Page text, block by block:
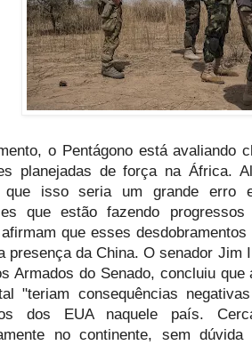
o Pentágono está avaliando
planejadas de força na África.
que isso seria um grande erro
que estão fazendo
que esses
presença da China. O senador Jim
Armados do Senado, concluiu
"teriam consequências
dos EUA naquele país.
no continente, sem